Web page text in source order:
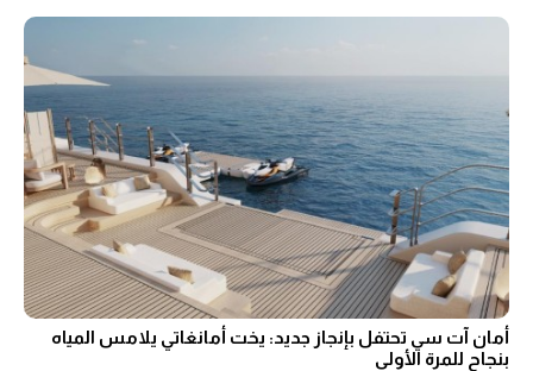
أمان آت سي تحتفل بإنجاز جديد: يخت أمانغاتي يلامس المياه
بنجاح للمرة الأولى